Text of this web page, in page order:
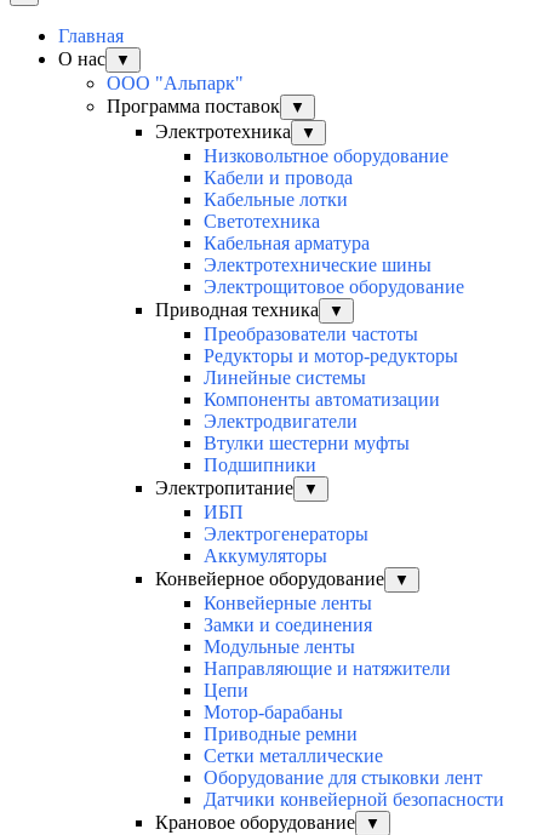
Главная
О нас
▼
ООО "Альпарк"
Программа поставок
▼
Электротехника ▼
Низковольтное оборудование
Кабели и провода
Кабельные лотки
Светотехника
Кабельная арматура
Электротехнические шины
Электрощитовое оборудование
Приводная техника
▼
Преобразователи частоты
Редукторы и мотор-редукторы
Линейные системы
Компоненты автоматизации
Электродвигатели
Втулки шестерни муфты
Подшипники
Электропитание
▼
ИБП
Электрогенераторы
Аккумуляторы
Конвейерное оборудование
▼
Конвейерные ленты
Замки и соединения
Модульные ленты
Направляющие и натяжители
Цепи
Мотор-барабаны
Приводные ремни
Сетки металлические
Оборудование для стыковки лент
Датчики конвейерной безопасности
Крановое оборудование
▼